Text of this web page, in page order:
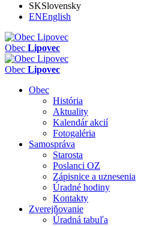
SKSlovensky
ENEnglish
Obec Lipovec
Obec Lipovec
Obec
História
Aktuality
Kalendár akcií
Fotogaléria
Samospráva
Starosta
Poslanci OZ
Zápisnice a uznesenia
Úradné hodiny
Kontakty
Zverejňovanie
Úradná tabuľa